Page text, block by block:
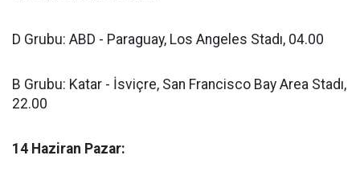
D Grubu: ABD - Paraguay, Los Angeles Stadı, 04.00
B Grubu: Katar - İsviçre, San Francisco Bay Area Stadı,
22.00
14 Haziran Pazar: